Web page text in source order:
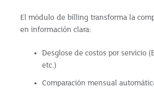
El módulo de billing transforma la
en información clara:
Desglose de costos por servicio
etc.)
Comparación mensual